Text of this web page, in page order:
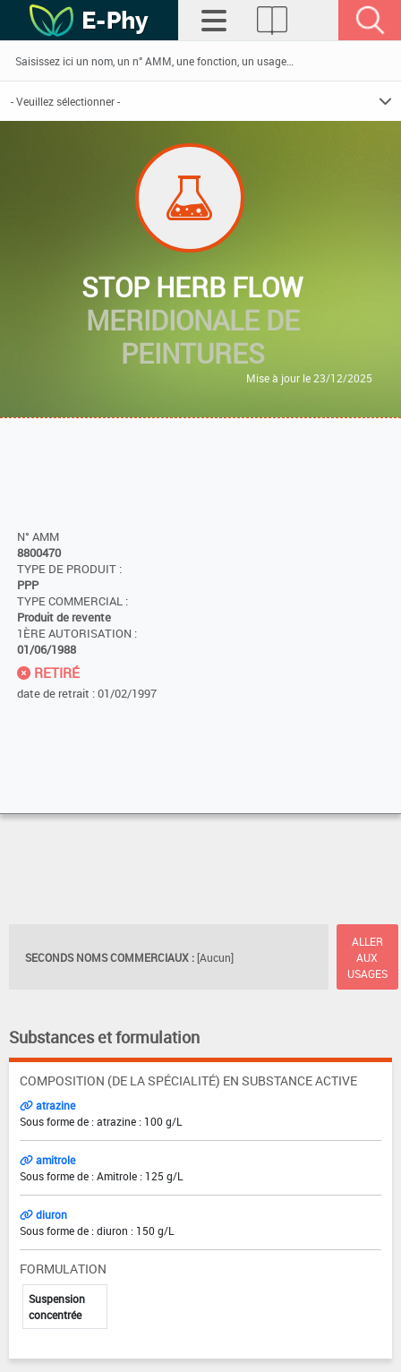
STOP HERB FLOW
MERIDIONALE DE
PEINTURES
Mise à jour le 23/12/2025
N° AMM
8800470
TYPE DE PRODUIT :
PPP
TYPE COMMERCIAL :
Produit de revente
1ÈRE AUTORISATION :
01/06/1988
RETIRÉ
date de retrait : 01/02/1997
SECONDS NOMS COMMERCIAUX : [Aucun]
ALLER
AUX
USAGES
Substances et formulation
COMPOSITION (DE LA SPÉCIALITÉ) EN SUBSTANCE ACTIVE
atrazine
Sous forme de : atrazine : 100 g/L
amitrole
Sous forme de : Amitrole : 125 g/L
diuron
Sous forme de : diuron : 150 g/L
FORMULATION
Suspension
concentrée